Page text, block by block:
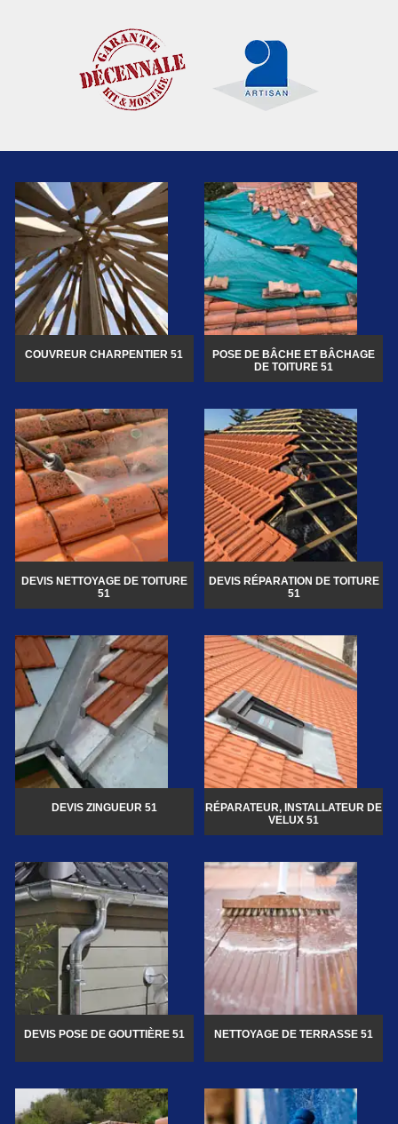
COUVREUR CHARPENTIER 51
POSE DE BÂCHE ET BÂCHAGE
DE TOITURE 51
DEVIS NETTOYAGE DE TOITURE
51
DEVIS RÉPARATION DE TOITURE
51
DEVIS ZINGUEUR 51
RÉPARATEUR, INSTALLATEUR DE
VELUX 51
DEVIS POSE DE GOUTTIÈRE 51 NETTOYAGE DE TERRASSE 51